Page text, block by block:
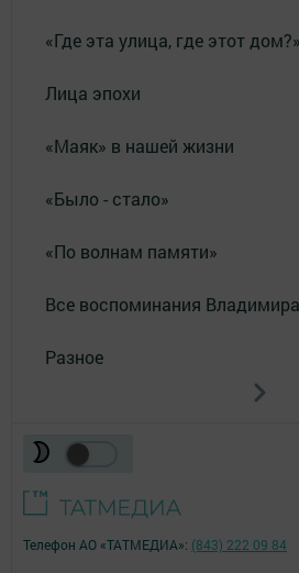
«Где эта улица, где этот дом?»
Лица эпохи
«Маяк» в нашей жизни
«Было - стало»
«По волнам памяти»
Все воспоминания
Разное
Телефон АО «ТАТМЕДИА»: (843) 222 09 84